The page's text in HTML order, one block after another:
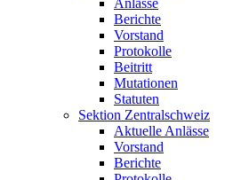
Anlässe
Berichte
Vorstand
Protokolle
Beitritt
Mutationen
Statuten
Sektion Zentralschweiz
Aktuelle Anlässe
Vorstand
Berichte